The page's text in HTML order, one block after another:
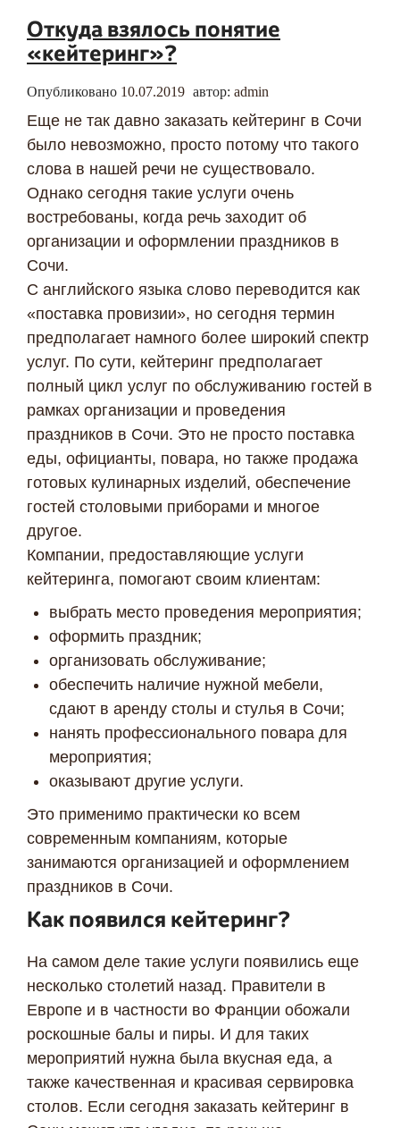
Откуда взялось понятие
«кейтеринг»?
Опубликовано 10.07.2019 автор: admin
Еще не так давно заказать кейтеринг в Сочи
было невозможно, просто потому что такого
слова в нашей речи не существовало.
Однако сегодня такие услуги очень
востребованы, когда речь заходит об
организации и оформлении праздников в
Сочи.
С английского языка слово переводится как
«поставка провизии», но сегодня термин
предполагает намного более широкий спектр
услуг. По сути, кейтеринг предполагает
полный цикл услуг по обслуживанию гостей в
рамках организации и проведения
праздников в Сочи. Это не просто поставка
еды, официанты, повара, но также продажа
готовых кулинарных изделий, обеспечение
гостей столовыми приборами и многое
другое.
Компании, предоставляющие услуги
кейтеринга, помогают своим клиентам:
выбрать место проведения мероприятия;
оформить праздник;
организовать обслуживание;
обеспечить наличие нужной мебели,
сдают в аренду столы и стулья в Сочи;
нанять профессионального повара для
мероприятия;
оказывают другие услуги.
Это применимо практически ко всем
современным компаниям, которые
занимаются организацией и оформлением
праздников в Сочи.
Как появился кейтеринг?
На самом деле такие услуги появились еще
несколько столетий назад. Правители в
Европе и в частности во Франции обожали
роскошные балы и пиры. И для таких
мероприятий нужна была вкусная еда, а
также качественная и красивая сервировка
столов. Если сегодня заказать кейтеринг в